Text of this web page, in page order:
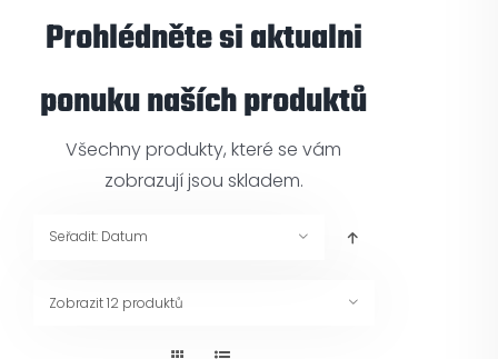
Skútry
Prohlédněte si aktualni
ponuku naších produktů
Všechny produkty, které se vám
zobrazují jsou skladem.
Seřadit: Datum
Zobrazit12 produktů